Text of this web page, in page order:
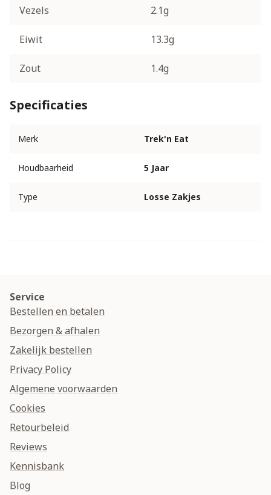
Vezels 2.1g
Eiwit 13.3g
Zout 1.4g
Specificaties
Merk Trek'n Eat
Houdbaarheid 5 Jaar
Type Losse Zakjes
Service
Bestellen en betalen
Bezorgen & afhalen
Zakelijk bestellen
Privacy Policy
Algemene voorwaarden
Cookies
Retourbeleid
Reviews
Kennisbank
Blog